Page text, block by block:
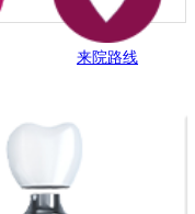
来院路线